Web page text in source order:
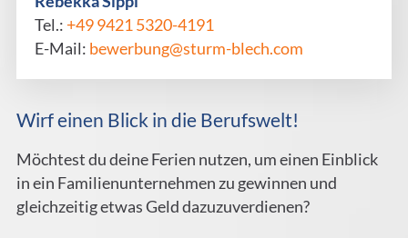
Tel.: +49 9421 5320-4191
E-Mail: bewerbung@sturm-blech.com
Wirf einen Blick in die Berufswelt!
Möchtest du deine Ferien nutzen, um einen Einblick
in ein Familienunternehmen zu gewinnen und
gleichzeitig etwas Geld dazuzuverdienen?